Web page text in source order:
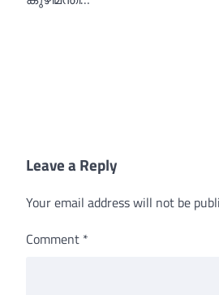
Leave a Reply
Your email address will not be
Comment *